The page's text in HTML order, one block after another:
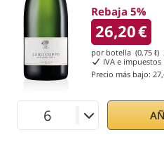
Rebaja 5%
26,20€
por botella (0,75 ℓ)
IVA e impuestos
Precio más bajo: